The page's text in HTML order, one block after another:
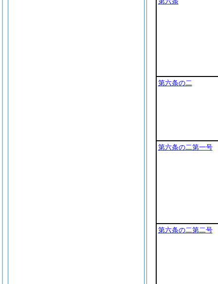
第六条の二
第六条の二第一号
第六条の二第二号